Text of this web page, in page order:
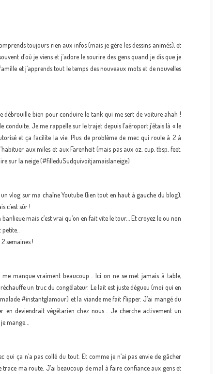
toujours rien aux infos (mais je gère les dessins animés), et
d’où je viens et j’adore le sourire des gens quand je dis que je
et j’apprends tout le temps des nouveaux mots et de nouvelles
débrouille bien pour conduire le tank qui me sert de voiture ahah !
conduite. Je me rappelle sur le trajet depuis l’aéroport j’étais là « le
et ça facilite la vie. Plus de problème de mec qui roule à 2 à
aux miles et aux Farenheit (mais pas aux oz, cup, tbsp, feet,
sur la neige (#filleduSudquivoitjamaislaneige)
vlog sur ma chaîne Youtube (lien tout en haut à gauche du blog),
c’est sûr !
mais c’est vrai qu’on en fait vite le tour… Et croyez le ou non
semaines !
manque vraiment beaucoup… Ici on ne se met jamais à table,
un truc du congélateur. Le lait est juste dégueu (moi qui en
#instantglamour) et la viande me fait flipper. J’ai mangé du
deviendrait végétarien chez nous… Je cherche activement un
mange…
qui ça n’a pas collé du tout. Et comme je n’ai pas envie de gâcher
trace ma route. J’ai beaucoup de mal à faire confiance aux gens et